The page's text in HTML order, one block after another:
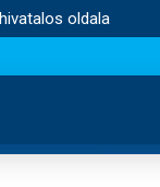
oldala